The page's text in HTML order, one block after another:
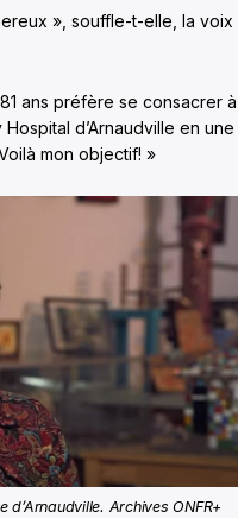
», souffle-t-elle, la voix
ans préfère se consacrer
d’Arnaudville en une
mon objectif! »
Archives ONFR+